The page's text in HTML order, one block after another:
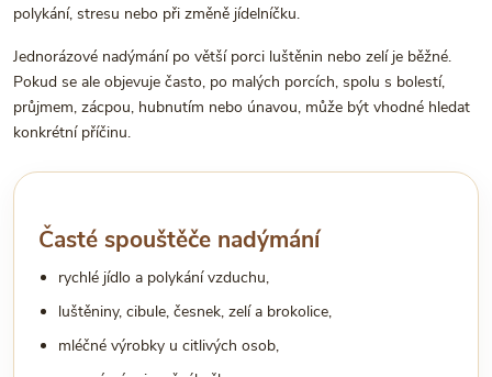
polykání, stresu nebo při změně jídelníčku.
Jednorázové nadýmání po větší porci luštěnin nebo zelí je běžné.
Pokud se ale objevuje často, po malých porcích, spolu s bolestí,
průjmem, zácpou, hubnutím nebo únavou, může být vhodné hledat
konkrétní příčinu.
Časté spouštěče nadýmání
rychlé jídlo a polykání vzduchu,
luštěniny, cibule, česnek, zelí a brokolice,
mléčné výrobky u citlivých osob,